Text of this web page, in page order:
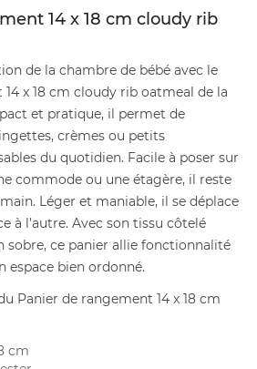
14 x 18 cm cloudy rib
de la chambre de bébé avec le
x 18 cm cloudy rib oatmeal de la
et pratique, il permet de
crèmes ou petits
du quotidien. Facile à poser sur
commode ou une étagère, il reste
Léger et maniable, il se déplace
à l’autre. Avec son tissu côtelé
sobre, ce panier allie fonctionnalité
espace bien ordonné.
Panier de rangement 14 x 18 cm
cm